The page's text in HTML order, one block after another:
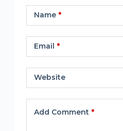
Name*
Email *
Website
Add Comment *